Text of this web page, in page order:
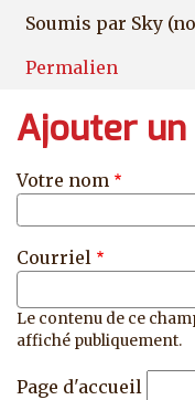
Soumis par Sky
Permalien
Ajouter
Votre nom
Courriel
Le contenu de ce
affiché publiquement.
Page d'accueil